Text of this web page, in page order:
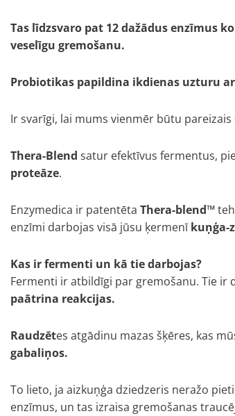
Tas līdzsvaro pat 12 dažādus enzīmus
veselīgu gremošanu.
Probiotikas papildina ikdienas uzturu
Ir svarīgi, lai mums vienmēr būtu
Thera-Blend satur efektīvus fermentus,
proteāze.
Enzymedica ir patentēta Thera-blend™
enzīmi darbojas visā jūsu ķermenīkuņģa-
Kas ir fermenti un kā tie darbojas?
Fermenti ir atbildīgi par gremošanu. Tie ir
paātrina reakcijas.
Raudzētes atgādinu mazas šķēres, kas
gabaliņos.
To lieto, ja aizkuņģa dziedzeris neražo
enzīmus, un tas izraisa gremošanas